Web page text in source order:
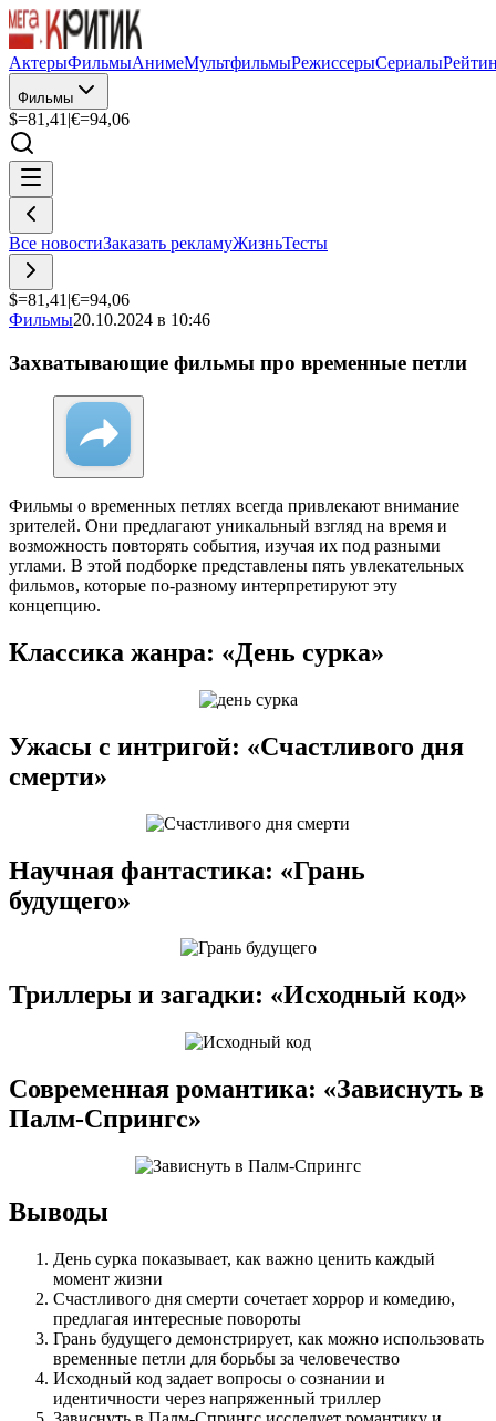
АктерыФильмыАнимеМультфильмыРежиссерыСериалы
Фильмы
$=81,41 |€=94,06
Все новостиЗаказать рекламуЖизньТесты
$=81,41 |€=94,06
Фильмы20.10.2024 в 10:46
Захватывающие фильмы про временные петли
Фильмы о временных петлях всегда привлекают внимание
зрителей. Они предлагают уникальный взгляд на время и
возможность повторять события, изучая их под разными
углами. В этой подборке представлены пять увлекательных
фильмов, которые по-разному интерпретируют эту
концепцию.
Классика жанра: «День сурка»
Ужасы с интригой: «Счастливого дня
смерти»
Научная фантастика: «Грань
будущего»
Триллеры и загадки: «Исходный код»
Современная романтика: «Зависнуть в
Палм-Спрингс»
Выводы
День сурка показывает, как важно ценить каждый
момент жизни
Счастливого дня смерти сочетает хоррор и комедию,
предлагая интересные повороты
Грань будущего демонстрирует, как можно использовать
временные петли для борьбы за человечество
Исходный код задает вопросы о сознании и
идентичности через напряженный триллер